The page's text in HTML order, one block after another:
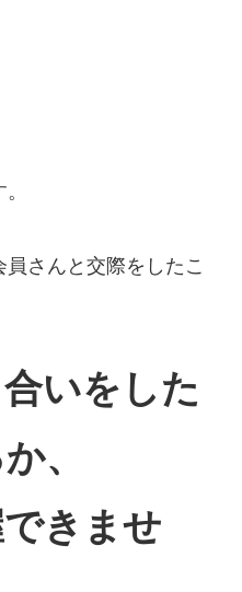
さんと交際をしたこ
いをした
、
きませ